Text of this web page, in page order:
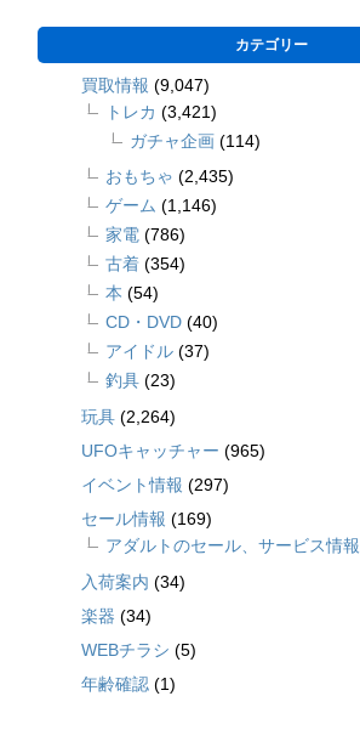
カテゴリー
買取情報 (9,047)
トレカ (3,421)
ガチャ企画 (114)
おもちゃ (2,435)
ゲーム (1,146)
家電 (786)
古着 (354)
本 (54)
CD・DVD (40)
アイドル (37)
釣具 (23)
玩具 (2,264)
UFOキャッチャー (965)
イベント情報 (297)
セール情報 (169)
アダルトのセール、サービス情報
入荷案内 (34)
楽器 (34)
WEBチラシ (5)
年齢確認 (1)